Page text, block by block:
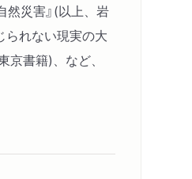
然災害』(以上、岩
られない現実の大
京書籍)、など、